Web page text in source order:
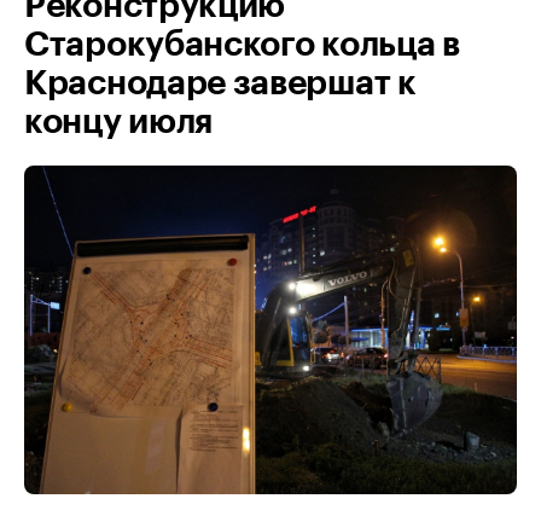
Старокубанского кольца в
Краснодаре завершат к
концу июля